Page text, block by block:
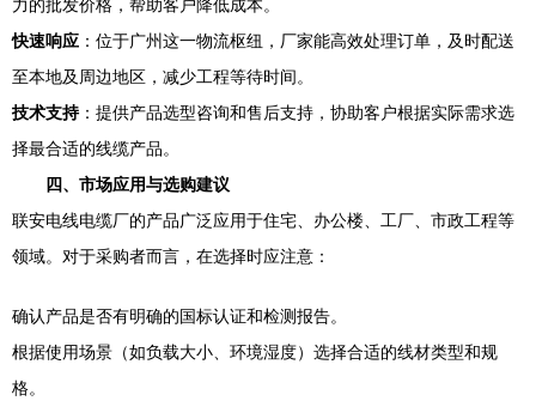
力的批发价格，帮助客户降低成本。
快速响应 ：位于广州这一物流枢纽，厂家能高效处理订单，及时配送
至本地及周边地区，减少工程等待时间。
技术支持：提供产品选型咨询和售后支持，协助客户根据实际需求选
择最合适的线缆产品。
四、市场应用与选购建议
联安电线电缆厂的产品广泛应用于住宅、办公楼、工厂、市政工程等
领域。对于采购者而言，在选择时应注意：
确认产品是否有明确的国标认证和检测报告。
根据使用场景（如负载大小、环境湿度）选择合适的线材类型和规
格。